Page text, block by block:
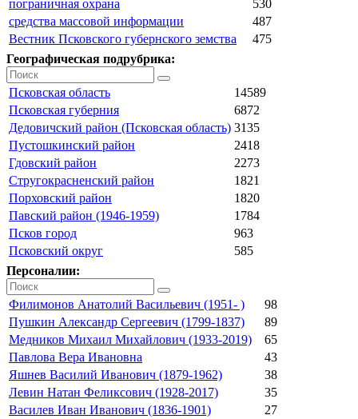
пограничная охрана
530
средства массовой информации
487
Вестник Псковского губернского земства
475
Географическая подрубрика:
Псковская область
14589
Псковская губерния
6872
Дедовичский район (Псковская область) 3135
Пустошкинский район
2418
Гдовский район
2273
Стругокрасненский район
1821
Порховский район
1820
Павский район (1946-1959)
1784
Псков город
963
Псковский округ
585
Персоналии:
Филимонов Анатолий Васильевич (1951- )
98
Пушкин Александр Сергеевич (1799-1837)
89
Медников Михаил Михайлович (1933-2019)
65
Павлова Вера Ивановна
43
Яшнев Василий Иванович (1879-1962)
38
Левин Натан Феликсович (1928-2017)
35
Василев Иван Иванович (1836-1901)
27